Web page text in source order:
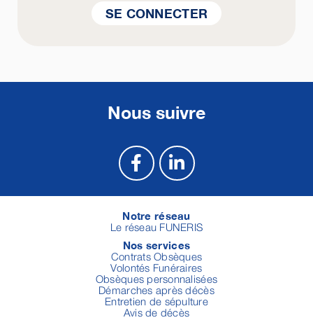
SE CONNECTER
Nous suivre
Notre réseau
Le réseau FUNERIS
Nos services
Contrats Obsèques
Volontés Funéraires
Obsèques personnalisées
Démarches après décès
Entretien de sépulture
Avis de décès